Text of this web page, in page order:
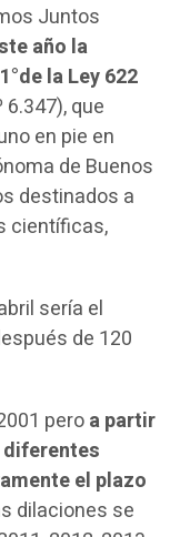
Juntos
año la
la Ley 622
que
en pie en
de Buenos
destinados a
científicas,
sería el
de 120
peroa partir
diferentes
el plazo
dilaciones se